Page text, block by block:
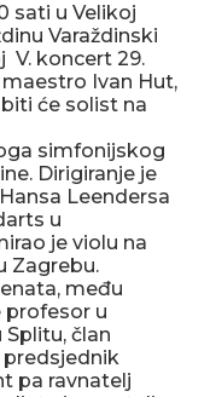
sati u Velikoj
Varaždinski
V. koncert 29.
Ivan Hut,
će solist na
simfonijskog
Dirigiranje je
Leendersa
u
je violu na
Zagrebu.
među
profesor u
član
pa ravnatelj